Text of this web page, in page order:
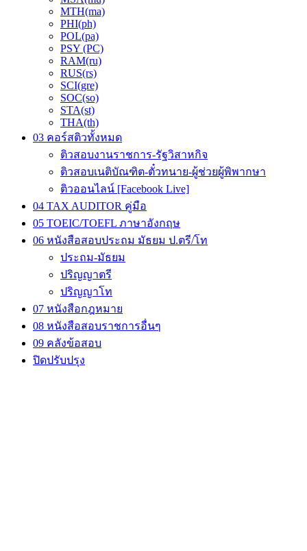
MTH(ma)
PHI(ph)
POL(pa)
PSY (PC)
RAM(ru)
RUS(rs)
SCI(gre)
SOC(so)
STA(st)
THA(th)
03 คอร์สติวทั้งหมด
ติวสอบงานราชการ-รัฐวิสาหกิจ
ติวสอบเนติบัณฑิต-ตั๋วทนาย-ผู้ช่วยผู้พิพากษา
ติวออนไลน์ [Facebook Live]
04 TAX AUDITOR คู่มือ
05 TOEIC/TOEFL ภาษาอังกฤษ
06 หนังสือสอบประถม มัธยม ป.ตรี/โท
ประถม-มัธยม
ปริญญาตรี
ปริญญาโท
07 หนังสือกฎหมาย
08 หนังสือสอบราชการอื่นๆ
09 คลังข้อสอบ
ปิดปรับปรุง